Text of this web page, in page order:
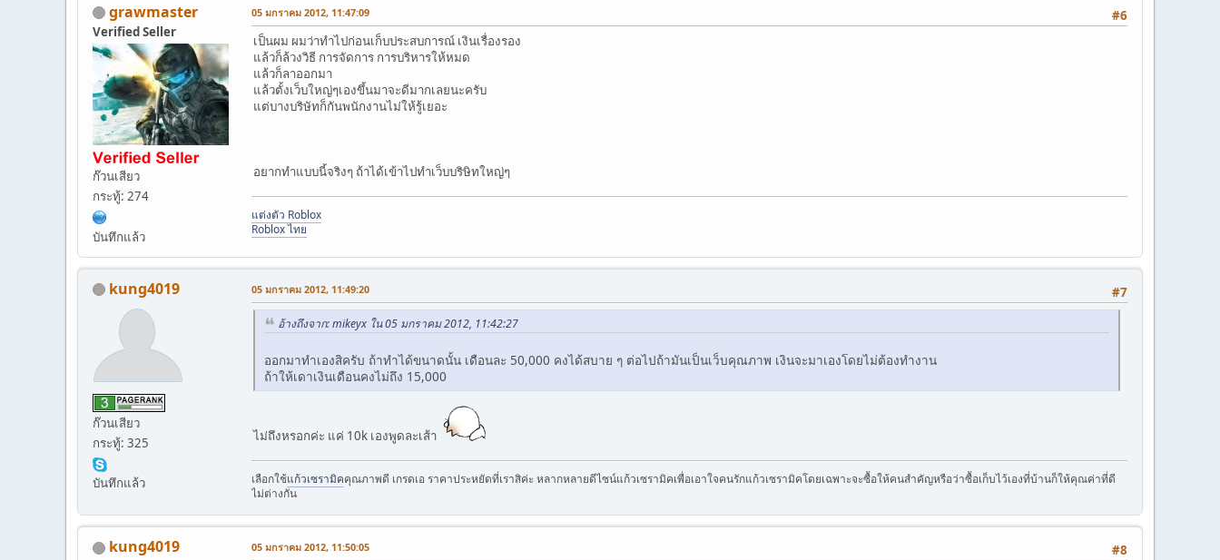
grawmaster
Verified Seller
ก๊วนเสียว
กระทู้: 274
บันทึกแล้ว
#6
05 มกราคม 2012, 11:47:09
เป็นผม ผมว่าทำไปก่อนเก็บประสบการณ์ เงินเรื่องรอง
แล้วก็ล้วงวิธี การจัดการ การบริหารให้หมด
แล้วก็ลาออกมา
แล้วตั้งเว็บใหญ่ๆเองขึ้นมาจะดีมากเลยนะครับ
แต่บางบริษัทก็กันพนักงานไม่ให้รู้เยอะ
อยากทำแบบนี้จริงๆ ถ้าได้เข้าไปทำเว็บบริษิทใหญ่ๆ
แต่งตัว Roblox
Roblox ไทย
kung4019
ก๊วนเสียว
กระทู้: 325
บันทึกแล้ว
#7
05 มกราคม 2012, 11:49:20
อ้างถึงจาก: mikeyx ใน 05 มกราคม 2012, 11:42:27
ออกมาทำเองสิครับ ถ้าทำได้ขนาดนั้น เดือนละ 50,000 คงได้สบาย ๆ ต่อไปถ้ามันเป็นเว็บคุณภาพ เงินจะมาเองโดยไม่ต้องทำงาน
ถ้าให้เดาเงินเดือนคงไม่ถึง 15,000
ไม่ถึงหรอกค่ะ แค่ 10k เองพูดละเส้า
เลือกใช้แก้วเซรามิคคุณภาพดี เกรดเอ ราคาประหยัดที่เราสิค่ะ หลากหลายดีไซน์แก้วเซรามิคเพื่อเอาใจคนรักแก้วเซรามิคโดยเฉพาะจะซื้อให้คนสำคัญหรือว่าซื้อเก็บไว้เองที่บ้านก็ให้คุณค่าที่ดี
ไม่ต่างกัน
kung4019 #8
05 มกราคม 2012, 11:50:05